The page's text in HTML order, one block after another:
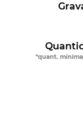
*quant.